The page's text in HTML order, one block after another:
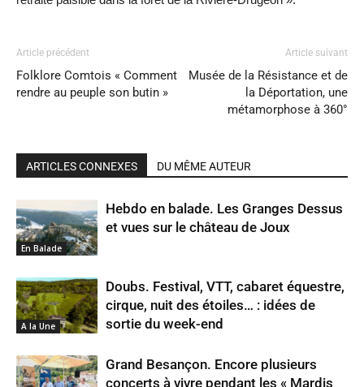
Article précédent
Folklore Comtois « Comment
rendre au peuple son butin »
Article suivant
Musée de la Résistance et de
la Déportation, une
métamorphose à 360°
ARTICLES CONNEXES DU MÊME AUTEUR
En Balade
Hebdo en balade. Les Granges Dessus
et vues sur le château de Joux
A la Une
Doubs. Festival, VTT, cabaret équestre,
cirque, nuit des étoiles… : idées de
sortie du week-end
Grand Besançon. Encore plusieurs
concerts à vivre pendant les « Mardis